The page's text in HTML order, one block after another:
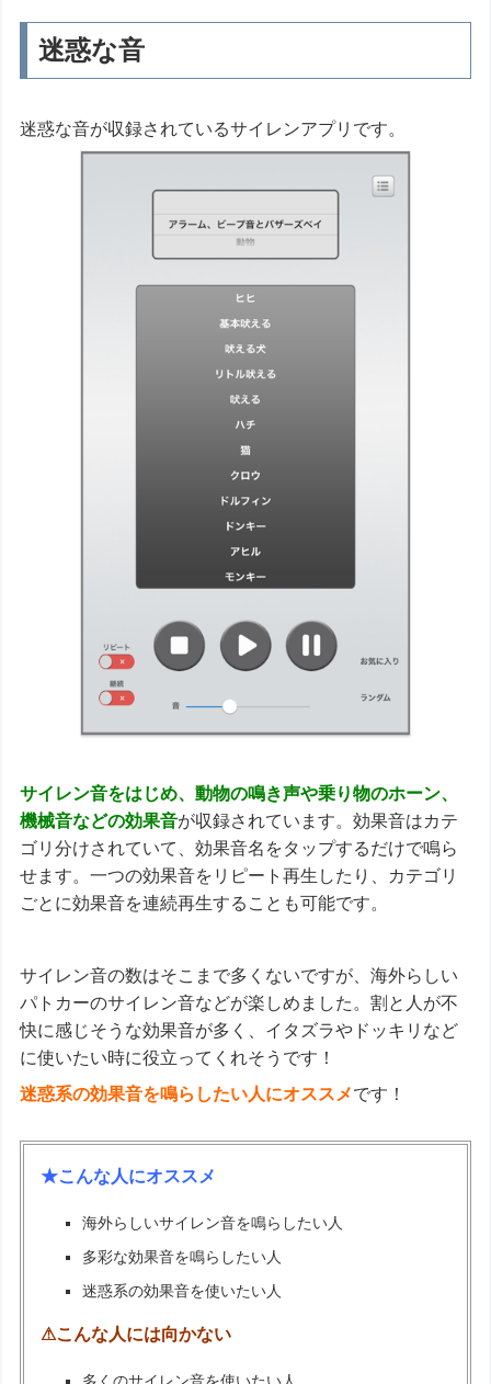
迷惑な音
迷惑な音が収録されているサイレンアプリです。
サイレン音をはじめ、動物の鳴き声や乗り物のホーン、
機械音などの効果音が収録されています。効果音はカテ
ゴリ分けされていて、効果音名をタップするだけで鳴ら
せます。一つの効果音をリピート再生したり、カテゴリ
ごとに効果音を連続再生することも可能です。
サイレン音の数はそこまで多くないですが、海外らしい
パトカーのサイレン音などが楽しめました。割と人が不
快に感じそうな効果音が多く、イタズラやドッキリなど
に使いたい時に役立ってくれそうです！
迷惑系の効果音を鳴らしたい人にオススメです！
★こんな人にオススメ
海外らしいサイレン音を鳴らしたい人
多彩な効果音を鳴らしたい人
迷惑系の効果音を使いたい人
⚠こんな人には向かない
多くのサイレン音を使いたい人